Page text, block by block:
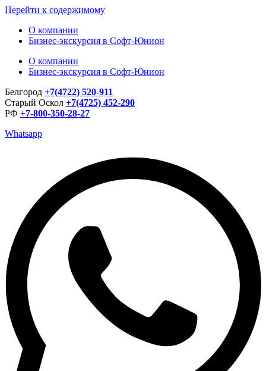
Перейти к содержимому
О компании
Бизнес-экскурсия в Софт-Юнион
О компании
Бизнес-экскурсия в Софт-Юнион
Белгород +7(4722) 520-911
Старый Оскол +7(4725) 452-290
РФ +7-800-350-28-27
Whatsapp